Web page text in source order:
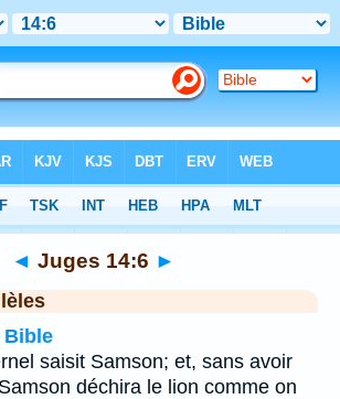
◄ Juges 14:6 ►
Bible
saisit Samson; et, sans avoir
déchira le lion comme on